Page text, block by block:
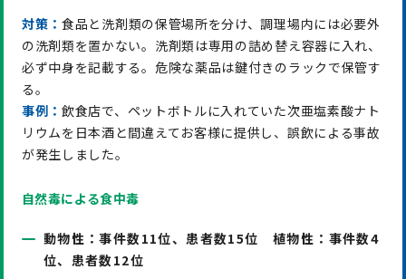
対策： 食品と洗剤類の保管場所を分け、調理場内には必要外
の洗剤類を置かない。洗剤類は専用の詰め替え容器に入れ、
必ず中身を記載する。危険な薬品は鍵付きのラックで保管す
る。
事例： 飲食店で、ペットボトルに入れていた次亜塩素酸ナト
リウムを日本酒と間違えてお客様に提供し、誤飲による事故
が発生しました。
自然毒による食中毒
動物性：事件数11位、患者数15位 植物性：事件数4
位、患者数12位